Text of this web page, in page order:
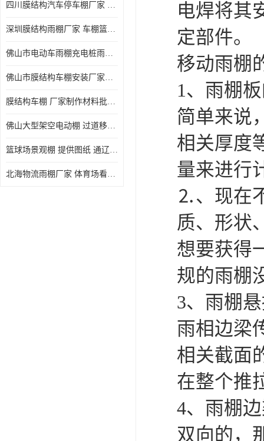
四川膜结构汽车停车棚厂家 款式多 提供报价
深圳膜结构雨棚厂家 车棚篮球场体育看台 规格多样
佛山市电动车雨棚充电桩雨棚小区电动车棚
佛山市膜结构车棚安装厂家发货安装
膜结构车棚 厂家制作材料批发安装一体式工厂
佛山大型架空电动棚 过道移动雨蓬 屋轨道悬空棚免费测量
篮球场景观棚 提供图纸 通辽膜结构厂家
北海物流雨棚厂家 体育场看台雨棚 价格优惠
电焊将其
定部件。
移动雨棚
1、雨棚
简单来说
相关厚度
量来进行
⒉、现在
质、形状
想要获得
规的雨棚
3、雨棚
雨相边梁
相关截面
在整个推
4、雨棚
双向的，